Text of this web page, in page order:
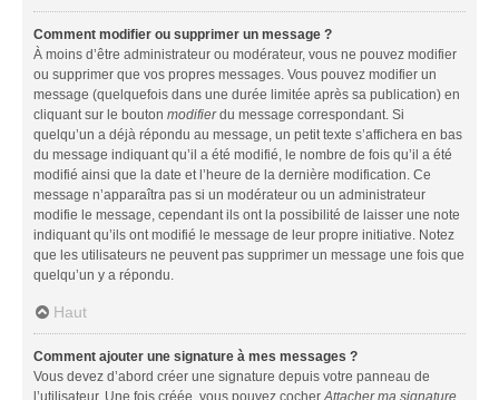
Comment modifier ou supprimer un message ?
À moins d’être administrateur ou modérateur, vous ne pouvez modifier
ou supprimer que vos propres messages. Vous pouvez modifier un
message (quelquefois dans une durée limitée après sa publication) en
cliquant sur le bouton modifierdu message correspondant. Si
quelqu’un a déjà répondu au message, un petit texte s’affichera en bas
du message indiquant qu’il a été modifié, le nombre de fois qu’il a été
modifié ainsi que la date et l’heure de la dernière modification. Ce
message n’apparaîtra pas si un modérateur ou un administrateur
modifie le message, cependant ils ont la possibilité de laisser une note
indiquant qu’ils ont modifié le message de leur propre initiative. Notez
que les utilisateurs ne peuvent pas supprimer un message une fois que
quelqu’un y a répondu.
Haut
Comment ajouter une signature à mes messages ?
Vous devez d’abord créer une signature depuis votre panneau de
l’utilisateur. Une fois créée, vous pouvez cocher Attacher ma signature